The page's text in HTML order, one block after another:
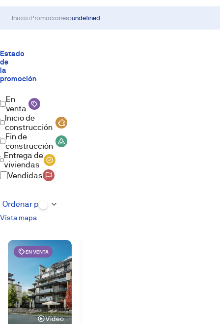
Inicio›Promociones›undefined
Estado
de
la
promoción
En
venta
Inicio de
construcción
Fin de
construcción
Entrega de
viviendas
Vendidas
Vista mapa
EN VENTA
Vídeo